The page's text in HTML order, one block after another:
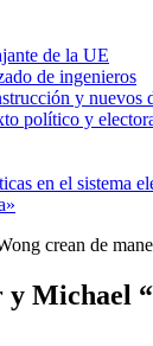
de la UE
de ingenieros
y nuevos
político y
en el sistema
crean de
Michael